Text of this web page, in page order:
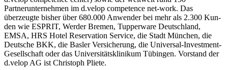
Partnerunternehmen im d.velop competence net-work. Das
überzeugte bisher über 680.000 Anwender bei mehr als 2.300 Kun-
den wie ESPRIT, Werder Bremen, Tupperware Deutschland,
EMSA, HRS Hotel Reservation Service, die Stadt München, die
Deutsche BKK, die Basler Versicherung, die Universal-Investment-
Gesellschaft oder das Universitätsklinikum Tübingen. Vorstand der
d.velop AG ist Christoph Pliete.